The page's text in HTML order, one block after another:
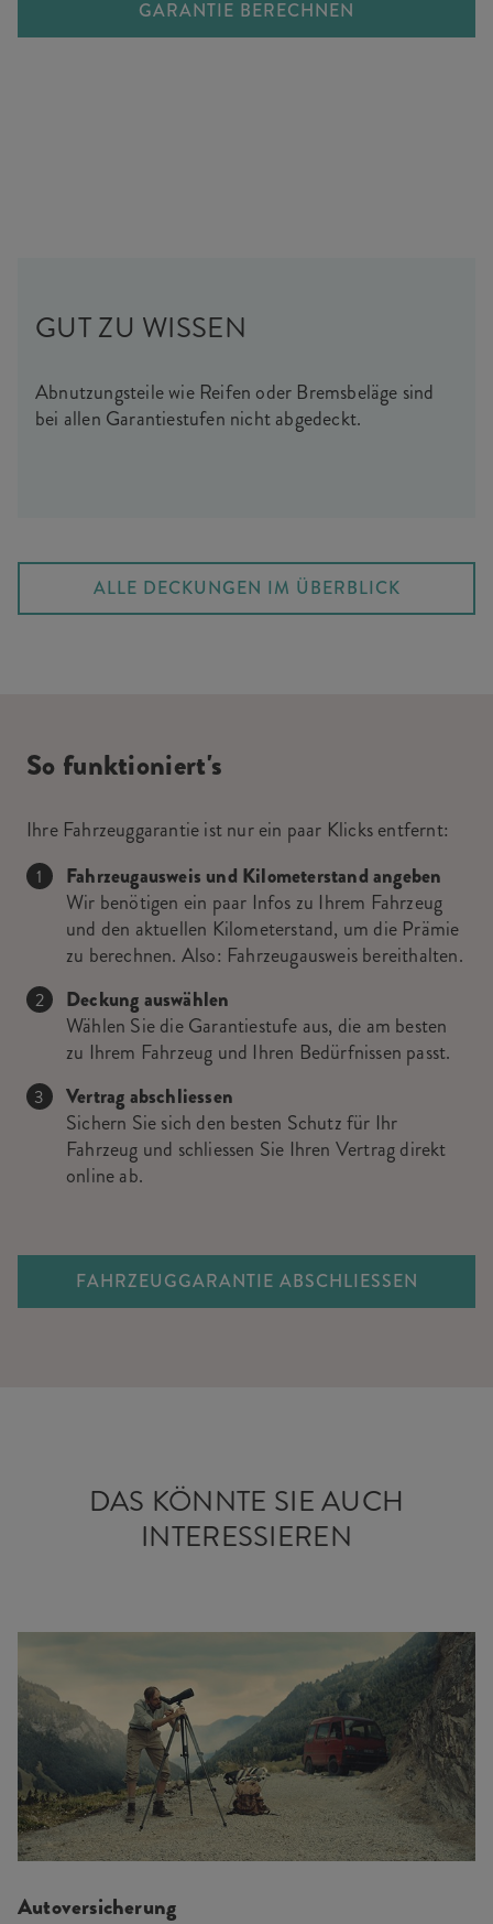
GARANTIE BERECHNEN
GUT ZU WISSEN
Abnutzungsteile wie Reifen oder Bremsbeläge sind
bei allen Garantiestufen nicht abgedeckt.
ALLE DECKUNGEN IM ÜBERBLICK
So funktioniert's
Ihre Fahrzeuggarantie ist nur ein paar Klicks entfernt:
Fahrzeugausweis und Kilometerstand angeben
Wir benötigen ein paar Infos zu Ihrem Fahrzeug
und den aktuellen Kilometerstand, um die Prämie
zu berechnen. Also: Fahrzeugausweis bereithalten.
Deckung auswählen
Wählen Sie die Garantiestufe aus, die am besten
zu Ihrem Fahrzeug und Ihren Bedürfnissen passt.
Vertrag abschliessen
Sichern Sie sich den besten Schutz für Ihr
Fahrzeug und schliessen Sie Ihren Vertrag direkt
online ab.
FAHRZEUGGARANTIE ABSCHLIESSEN
DAS KÖNNTE SIE AUCH
INTERESSIEREN
Autoversicherung